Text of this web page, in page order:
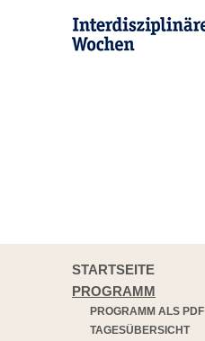
STARTSEITE
PROGRAMM
PROGRAMM ALS PDF
TAGESÜBERSICHT